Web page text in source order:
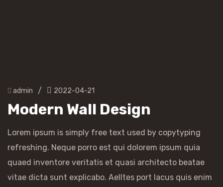
admin / 2022-04-21
Modern Wall Design
Lorem ipsum is simply free text used by copytyping
refreshing. Neque porro est qui dolorem ipsum quia
quaed inventore veritatis et quasi architecto beatae
vitae dicta sunt explicabo. Aelltes port lacus quis enim